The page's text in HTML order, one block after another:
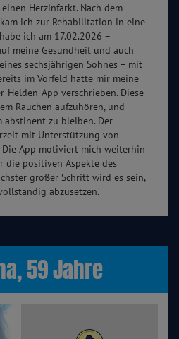
Herzinfarkt. Nach dem
ich zur Rehabilitation in eine
ich am 17.02.2026 –
meine Gesundheit und auch
sechsjährigen Sohnes – mit
im Vorfeld hatte mir meine
Helden-App verschrieben. Diese
Rauchen aufzuhören, und
abstinent zu bleiben. Der
mit Unterstützung von
App motiviert mich weiterhin
die positiven Aspekte des
großer Schritt wird es sein,
abzusetzen.
59 Jahre